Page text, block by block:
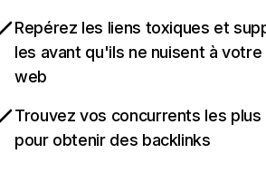
Repérez les liens toxiques et
les avant qu'ils ne nuisent à
web
Trouvez vos concurrents les
pour obtenir des backlinks